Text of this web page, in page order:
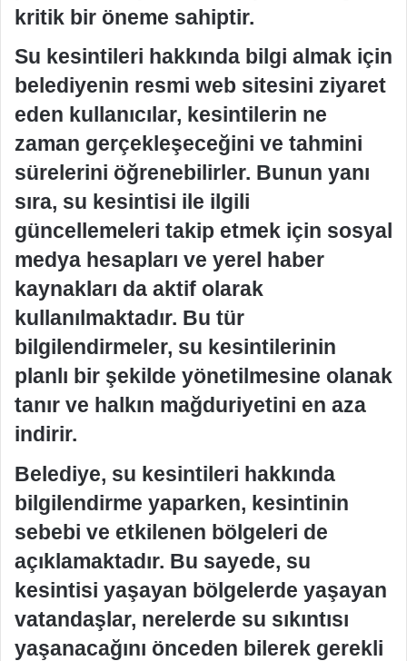
kritik bir öneme sahiptir.
Su kesintileri hakkında bilgi almak için
belediyenin resmi web sitesini ziyaret
eden kullanıcılar, kesintilerin ne
zaman gerçekleşeceğini ve tahmini
sürelerini öğrenebilirler. Bunun yanı
sıra, su kesintisi ile ilgili
güncellemeleri takip etmek için sosyal
medya hesapları ve yerel haber
kaynakları da aktif olarak
kullanılmaktadır. Bu tür
bilgilendirmeler, su kesintilerinin
planlı bir şekilde yönetilmesine olanak
tanır ve halkın mağduriyetini en aza
indirir.
Belediye, su kesintileri hakkında
bilgilendirme yaparken, kesintinin
sebebi ve etkilenen bölgeleri de
açıklamaktadır. Bu sayede, su
kesintisi yaşayan bölgelerde yaşayan
vatandaşlar, nerelerde su sıkıntısı
yaşanacağını önceden bilerek gerekli